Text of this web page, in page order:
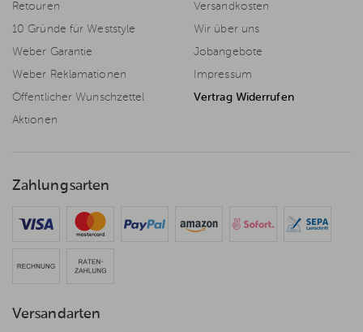
Retouren
10 Gründe für Weststyle
Weber Garantie
Weber Reklamationen
Öffentlicher Wunschzettel
Aktionen
Versandkosten
Wir über uns
Jobangebote
Impressum
Vertrag Widerrufen
Zahlungsarten
Versandarten